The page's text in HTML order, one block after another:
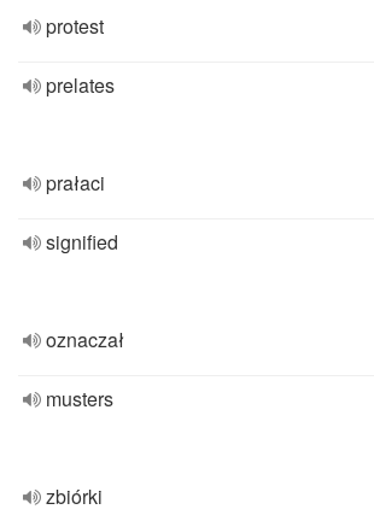
protest
prelates
prałaci
signified
oznaczał
musters
zbiórki